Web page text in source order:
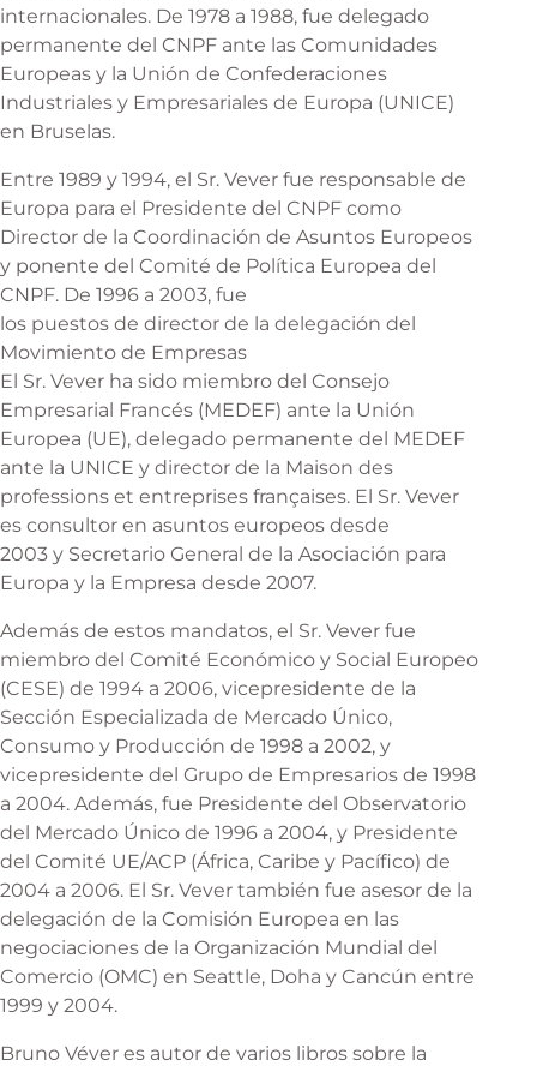
internacionales. De 1978 a 1988, fue delegado
permanente del CNPF ante las Comunidades
Europeas y la Unión de Confederaciones
Industriales y Empresariales de Europa (UNICE)
en Bruselas.
Entre 1989 y 1994, el Sr. Vever fue responsable de
Europa para el Presidente del CNPF como
Director de la Coordinación de Asuntos Europeos
y ponente del Comité de Política Europea del
CNPF. De 1996 a 2003, fue
los puestos de director de la delegación del
Movimiento de Empresas
El Sr. Vever ha sido miembro del Consejo
Empresarial Francés (MEDEF) ante la Unión
Europea (UE), delegado permanente del MEDEF
ante la UNICE y director de la Maison des
professions et entreprises françaises. El Sr. Vever
es consultor en asuntos europeos desde
2003 y Secretario General de la Asociación para
Europa y la Empresa desde 2007.
Además de estos mandatos, el Sr. Vever fue
miembro del Comité Económico y Social Europeo
(CESE) de 1994 a 2006, vicepresidente de la
Sección Especializada de Mercado Único,
Consumo y Producción de 1998 a 2002, y
vicepresidente del Grupo de Empresarios de 1998
a 2004. Además, fue Presidente del Observatorio
del Mercado Único de 1996 a 2004, y Presidente
del Comité UE/ACP (África, Caribe y Pacífico) de
2004 a 2006. El Sr. Vever también fue asesor de la
delegación de la Comisión Europea en las
negociaciones de la Organización Mundial del
Comercio (OMC) en Seattle, Doha y Cancún entre
1999 y 2004.
Bruno Véver es autor de varios libros sobre la